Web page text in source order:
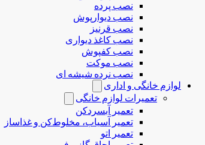
نصب پرده
نصب دیوارپوش
نصب قرنیز
نصب کاغذ دیواری
نصب کفپوش
نصب موکت
نصب نرده شیشه ای
لوازم خانگی و اداری
تعمیرات لوازم خانگی
تعمیر آبسردکن
تعمیر آسیاب، مخلوط‌کن و غذاساز
تعمیر اتو